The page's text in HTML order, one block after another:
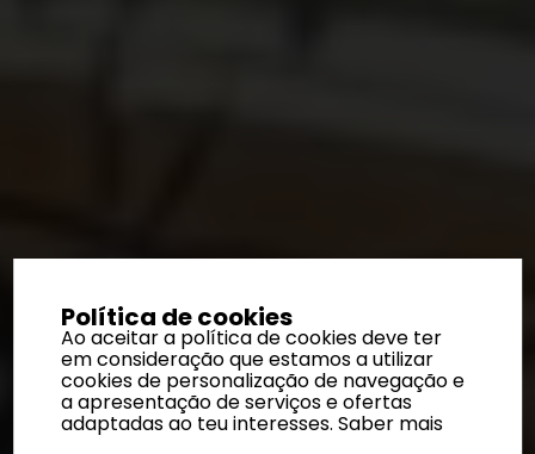
Política de cookies
Ao aceitar a política de cookies deve ter
em consideração que estamos a utilizar
cookies de personalização de navegação e
a apresentação de serviços e ofertas
adaptadas ao teu interesses.Saber mais